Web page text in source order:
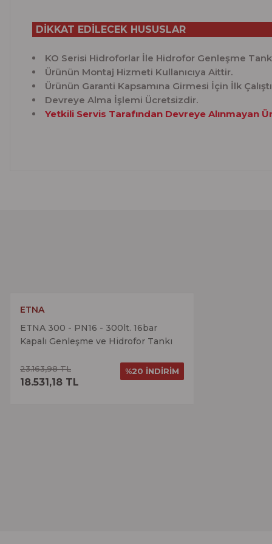
DİKKAT EDİLECEK HUSUSLAR
KO Serisi Hidroforlar İle Hidrofor Genleşme
Ürünün Montaj Hizmeti Kullanıcıya Aittir.
Ürünün Garanti Kapsamına Girmesi İçin İlk
Devreye Alma İşlemi Ücretsizdir.
Yetkili Servis Tarafından Devreye Alınmayan
Bu ürüne benzer farklı alternatifler olmalı.
ETNA
ETNA 300 - PN16 - 300lt. 16bar
Kapalı Genleşme ve Hidrofor Tankı
23.163,98 TL
18.531,18 TL
%20 İNDİRİM
ÜRÜNÜ İNCELE